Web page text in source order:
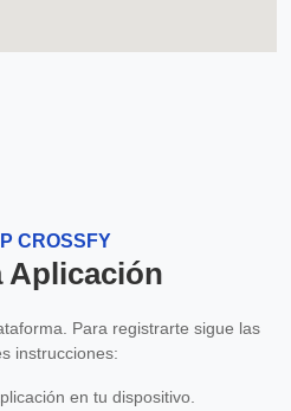
CROSSFY
Aplicación
Para registrarte sigue las
instrucciones:
en tu dispositivo.